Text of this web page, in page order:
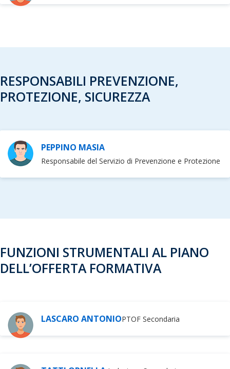
RESPONSABILI PREVENZIONE,
PROTEZIONE, SICUREZZA
PEPPINO MASIA
Responsabile del Servizio di Prevenzione e Protezione
FUNZIONI STRUMENTALI AL PIANO
DELL’OFFERTA FORMATIVA
LASCARO ANTONIOPTOF Secondaria